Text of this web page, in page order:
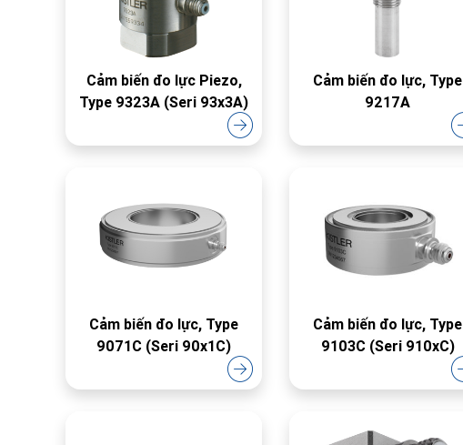
Cảm biến đo lực Piezo,
Type 9323A (Seri 93x3A)
Cảm biến đo lực, Type
9217A
Cảm biến đo lực, Type
9071C (Seri 90x1C)
Cảm biến đo lực, Type
9103C (Seri 910xC)